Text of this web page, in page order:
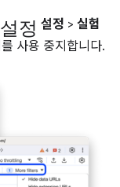
설정 설정 > 실험
를 사용 중지합니다.